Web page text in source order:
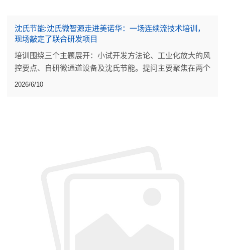
沈氏节能:沈氏微智源走进美诺华：一场连续流技术培训，
现场敲定了联合研发项目
培训围绕三个主题展开：小试开发方法论、工业化放大的风
控要点、自研微通道设备及沈氏节能。提问主要聚焦在两个
点上：小试阶段的工艺开发做到什么程度才算可靠，放大过
2026/6/10